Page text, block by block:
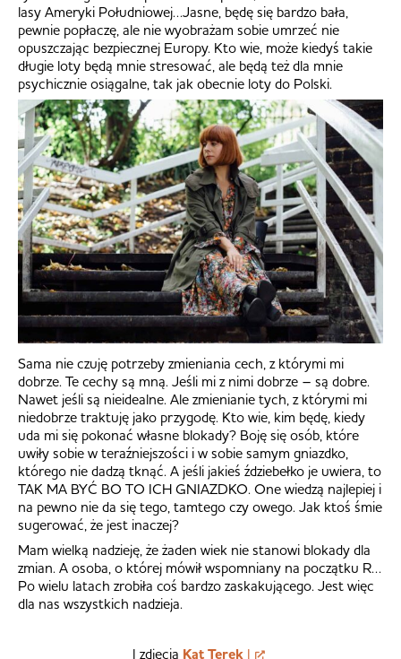
lasy Ameryki Południowej…Jasne, będę się bardzo bała,
pewnie popłaczę, ale nie wyobrażam sobie umrzeć nie
opuszczając bezpiecznej Europy. Kto wie, może kiedyś takie
długie loty będą mnie stresować, ale będą też dla mnie
psychicznie osiągalne, tak jak obecnie loty do Polski.
Sama nie czuję potrzeby zmieniania cech, z którymi mi
dobrze. Te cechy są mną. Jeśli mi z nimi dobrze – są dobre.
Nawet jeśli są nieidealne. Ale zmienianie tych, z którymi mi
niedobrze traktuję jako przygodę. Kto wie, kim będę, kiedy
uda mi się pokonać własne blokady? Boję się osób, które
uwiły sobie w teraźniejszości i w sobie samym gniazdko,
którego nie dadzą tknąć. A jeśli jakieś ździebełko je uwiera, to
TAK MA BYĆ BO TO ICH GNIAZDKO. One wiedzą najlepiej i
na pewno nie da się tego, tamtego czy owego. Jak ktoś śmie
sugerować, że jest inaczej?
Mam wielką nadzieję, że żaden wiek nie stanowi blokady dla
zmian. A osoba, o której mówił wspomniany na początku R…
Po wielu latach zrobiła coś bardzo zaskakującego. Jest więc
dla nas wszystkich nadzieja.
| zdjęcia Kat Terek |